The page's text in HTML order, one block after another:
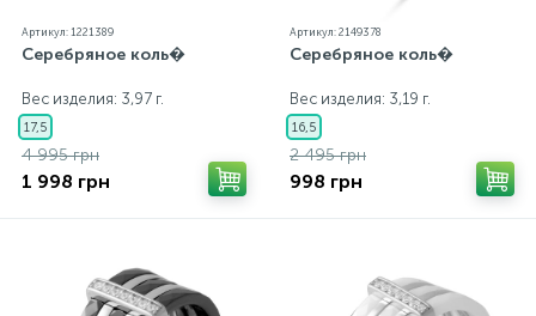
Артикул: 1221389
Серебряное коль�
Вес изделия: 3,97 г.
17,5
4 995 грн
1 998 грн
Артикул: 2149378
Серебряное коль�
Вес изделия: 3,19 г.
16,5
2 495 грн
998 грн